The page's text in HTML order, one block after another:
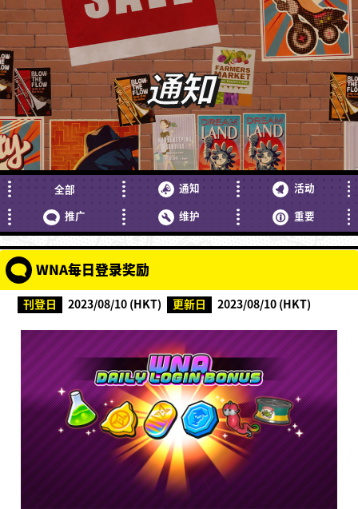
通知
全部 通知
活动
推广
维护 重要
WNA每日登录奖励
刊登日 2023/08/10 (HKT) 更新日 2023/08/10 (HKT)